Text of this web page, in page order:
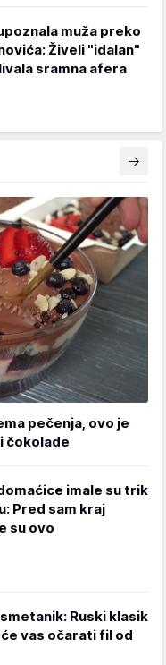
muža preko
Živeli "idalan"
sramna afera
pečenja, ovo je
čokolade
imale su trik
Pred sam kraj
su ovo
Ruski klasik
vas očarati fil od